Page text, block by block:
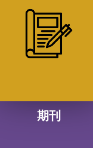
期刊